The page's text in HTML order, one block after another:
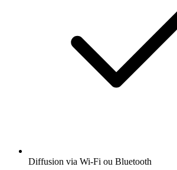
Diffusion via Wi-Fi ou Bluetooth